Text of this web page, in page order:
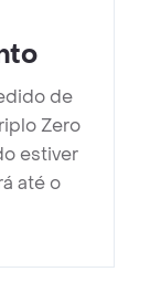
de
Zero
estiver
até o